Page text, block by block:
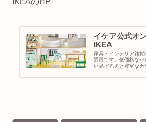
イケア公式オ
IKEA
家具・インテリア雑
通販です。低価格な
い品ぞろえと豊富なカ